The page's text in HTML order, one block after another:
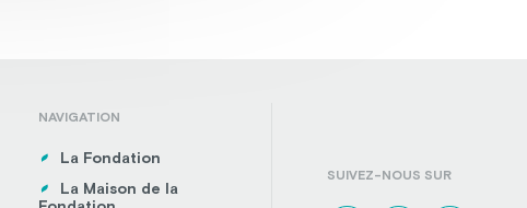
NAVIGATION
La Fondation
La Maison de la
SUIVEZ-NOUS SUR